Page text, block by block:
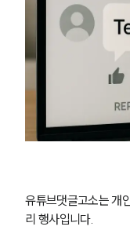
엔
유튜브댓글고소는 개
리 행사입니다.